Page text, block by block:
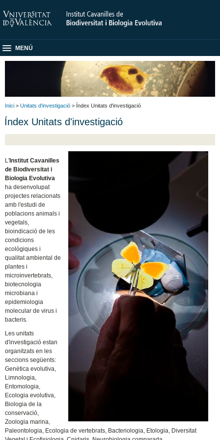
MENÚ
Inici > Unitats d'investigació > Índex Unitats d'investigació
Índex Unitats d'investigació
L'Institut Cavanilles
de Biodiversitat i
Biologia Evolutiva
ha desenvolupat
projectes relacionats
amb l'estudi de
poblacions animals i
vegetals,
bioindicació de les
condicions
ecològiques i
qualitat ambiental de
plantes i
microinvertebrats,
biotecnologia
microbiana i
epidemiologia
molecular de virus i
bacteris.
Les unitats
d'investigació estan
organitzats en les
seccions següents:
Genètica evolutiva,
Limnologia,
Entomologia,
Ecologia evolutiva,
Biologia de la
conservació,
Zoologia marina,
Paleontologia, Ecologia de vertebrats, Bacteriologia, Etologia, Diversitat